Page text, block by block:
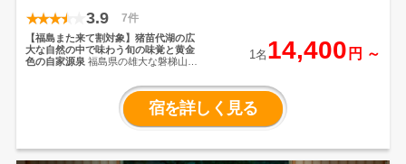
す。お客様や従業員の安全のため、
生管理など取り組んで参ります。感
染防止のためマスク着用・咳エチケッ
トや共有スペースでの３密を避ける
3.9 7件
【福島また来て割対象】猪苗代湖の広
大な自然の中で味わう旬の味覚と黄金
色の自家源泉福島県の雄大な磐梯山の
代湖を眼下に望む、緑豊かな落ち着い
美肌に効果があるとい
われる黄金色の自家源泉「四季の湯」
をたっぷり注いだ大浴場で、星を眺め
1名 14,400 円 ～
宿を詳しく見る